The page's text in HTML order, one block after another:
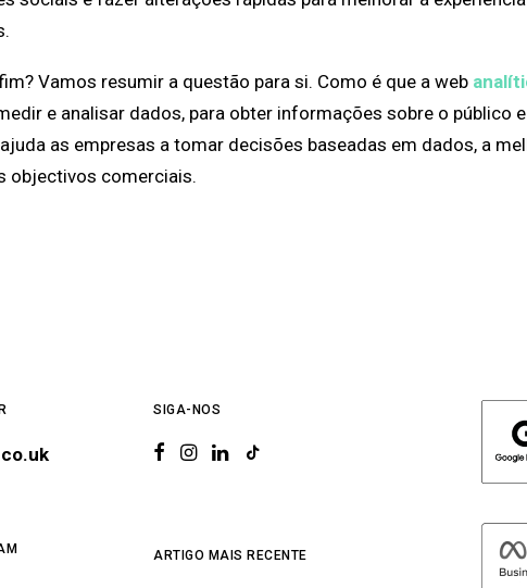
Vamos resumir a questão para si. Como é que a web
e analisar dados, para obter informações sobre o público
as empresas a tomar decisões baseadas em dados, a
objectivos comerciais.
SIGA-NOS
ARTIGO MAIS RECENTE